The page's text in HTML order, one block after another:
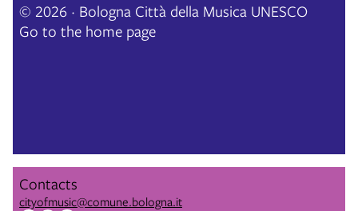
© 2026 · Bologna Città della Musica UNESCO
Go to the home page
Contacts
cityofmusic@comune.bologna.it